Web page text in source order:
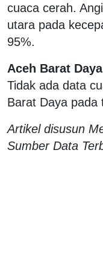
cuaca cerah.
utara pada
95%.
Aceh Barat Daya
Tidak ada data
Barat Daya pada
Artikel disusun
Sumber Data